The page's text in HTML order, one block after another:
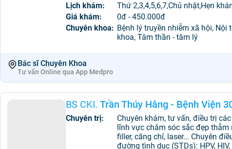
Lịch khám:
Thứ 2,3,4,5,6,7,Chủ nhật,Hẹn
Giá khám:
0đ - 450.000đ
Chuyên khoa: Bệnh lý truyền nhiễm xã hội, Nội
khoa, Tâm thần - tâm lý
Bác sĩ Chuyên Khoa
Tư vấn Online qua App Medpro
BS CKI. Trần Thúy Hằng - Bệnh Viện
Chuyên trị:
Chuyên khám, tư vấn, điều trị
lĩnh vực chăm sóc sắc đẹp thẫm
filler, căng chỉ, laser... Chuyên
đường tình dục (STDs): HPV,